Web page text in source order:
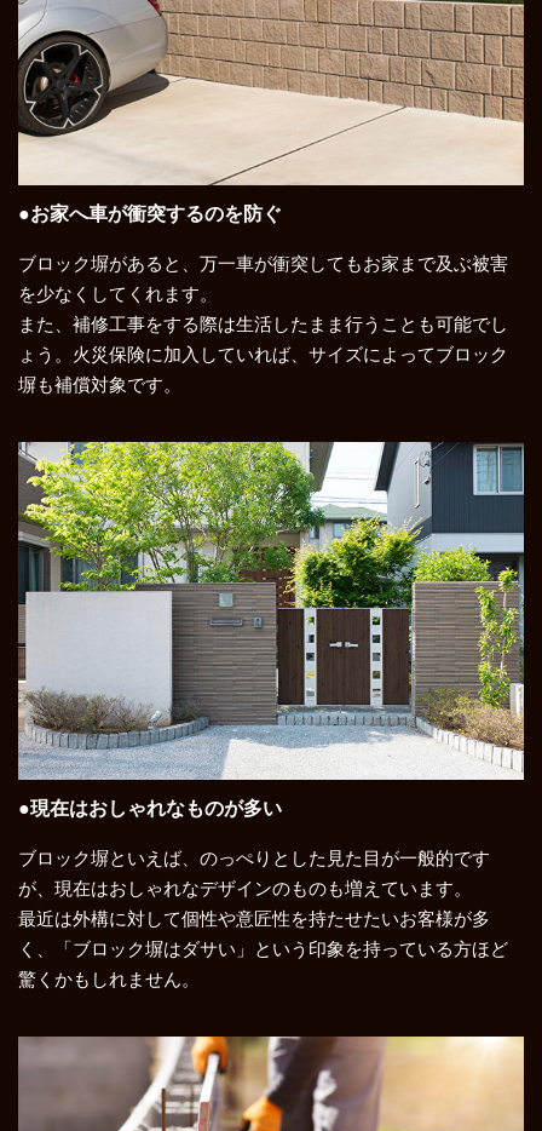
●お家へ車が衝突するのを防ぐ
ブロック塀があると、万一車が衝突してもお家まで及ぶ被害
を少なくしてくれます。
また、補修工事をする際は生活したまま行うことも可能でし
ょう。火災保険に加入していれば、サイズによってブロック
塀も補償対象です。
●現在はおしゃれなものが多い
ブロック塀といえば、のっぺりとした見た目が一般的です
が、現在はおしゃれなデザインのものも増えています。
最近は外構に対して個性や意匠性を持たせたいお客様が多
く、「ブロック塀はダサい」という印象を持っている方ほど
驚くかもしれません。